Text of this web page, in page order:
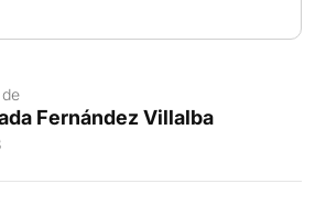
Fernández Villalba